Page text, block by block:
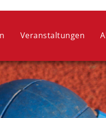
Cookies, die für den Betrieb
Sie können Ihre Auswahl
Veranstaltungen